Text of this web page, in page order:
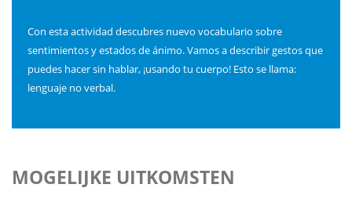
Con esta actividad descubres nuevo vocabulario sobre
sentimientos y estados de ánimo. Vamos a describir gestos que
puedes hacer sin hablar, ¡usando tu cuerpo! Esto se llama:
lenguaje no verbal.
MOGELIJKE UITKOMSTEN